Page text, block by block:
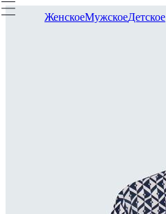
ЖенскоеМужскоеДетское